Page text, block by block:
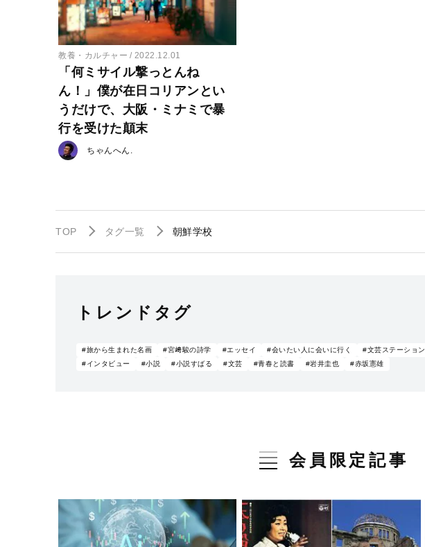
教養・カルチャー 2022.12.01
「何ミサイル撃っとんね
ん！」僕が在日コリアンとい
うだけで、大阪・ミナミで暴
行を受けた顛末
ちゃんへん.
TOP タグ一覧 朝鮮学校
トレンドタグ
#旅から生まれた名画 #宮﨑駿の詩学 #エッセイ #会いたい人に会いに行く #文芸ステーション
#インタビュー
#小説 #小説すばる #文芸 #青春と読書 #岩井圭也 #赤坂憲雄
会員限定記事